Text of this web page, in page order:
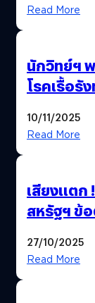
Read More
นักวิทย์ฯ
โรคเรื้อรั
10/11/2025
Read More
เสียงแตก
สหรัฐฯ ข้
27/10/2025
Read More